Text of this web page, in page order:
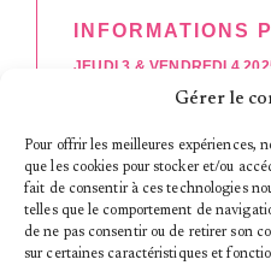
Gérer le
Pour offrir les meilleures expériences,
que les cookies pour stocker et/ou
fait de consentir à ces technologies
telles que le comportement de
de ne pas consentir ou de retirer son
sur certaines caractéristiques et
INFORMATIONS
JEUDI 3 & VENDREDI 4
19h – 23h00 : soirée de
Vendredi 4 avril 2025
19h – 23h00 : soirée de
LIEU